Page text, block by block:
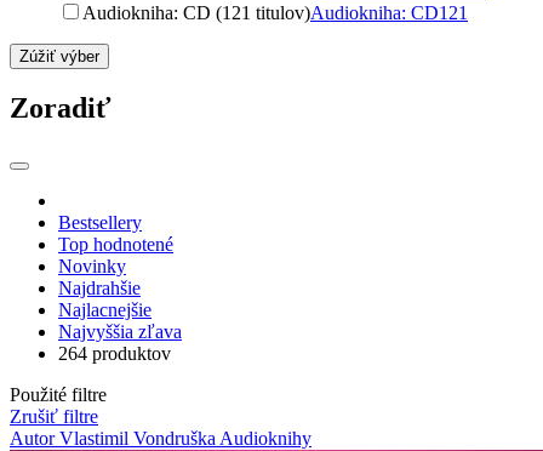
Audiokniha: CD (121 titulov)Audiokniha: CD121
Zúžiť výber
Zoradiť
Bestsellery
Top hodnotené
Novinky
Najdrahšie
Najlacnejšie
Najvyššia zľava
264 produktov
Použité filtre
Zrušiť filtre
Autor Vlastimil Vondruška Audioknihy